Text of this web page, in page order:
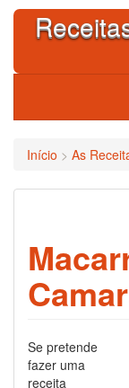
Skip
content
Início > As
Se pretende
fazer uma
receita